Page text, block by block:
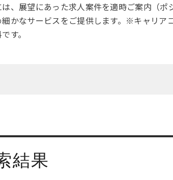
は、展望にあった求人案件を適時ご案内（
細かなサービスをご提供します。※キャリア
す。
結果